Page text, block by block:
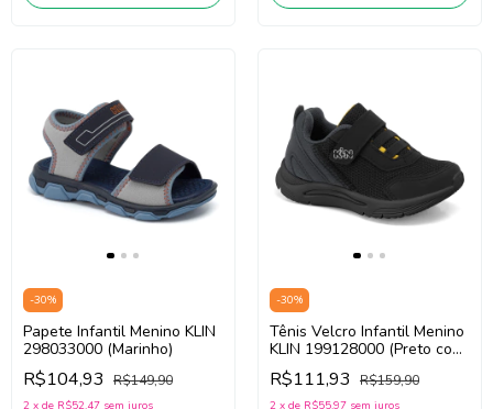
-30%
Papete Infantil Menino KLIN
298033000 (Marinho)
R$104,93 R$149,90
2 x de R$52,47 sem juros
-30%
Tênis Velcro Infantil Menino
KLIN 199128000 (Preto com
Amarelo)
R$111,93 R$159,90
2 x de R$55,97 sem juros